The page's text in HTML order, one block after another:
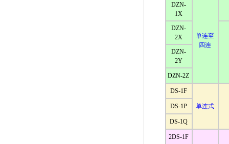
DZN-
1X
单连至
四连
DZN-
2X
DZN-
2Y
DZN-2Z
DS-1F
单连式
DS-1P
DS-1Q
2DS-1F